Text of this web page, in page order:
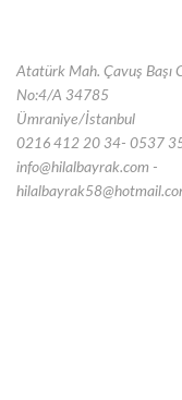
Atatürk Mah. Çavuş Başı
No:4/A 34785
Ümraniye/İstanbul
0216 412 20 34- 0537
info@hilalbayrak.com -